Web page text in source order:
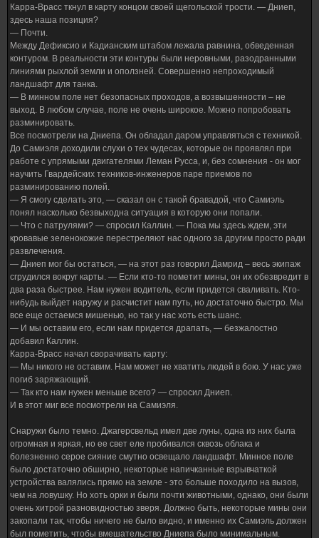
Карра-Врасс ткнул в карту концом своей щегольской трости. — Дниеп,
здесь наша позиция?
— Почти.
Между Дефиксио и Кадианским штабом лежала равнина, обведенная
контуром. В реальности эти контуры были неровными, разодранными
линиями рыхлой земли и оползней. Совершенно непроходимый
ландшафт для танка.
— В минном поле нет безопасных проходов, а возвышенности – не
выход. В любом случае, поле не очень широкое. Можно попробовать
разминировать.
Все посмотрели на Дниепа. Он обладал даром управляться с техникой.
До Самиэля доходили слухи о тех чудесах, которые он проявлял при
работе с упрямыми двигателями Леман Русса, и, без сомнения - он мог
научить Гвардейских техников-инженеров паре приемов по
разминированию полей.
— Я смогу сделать это, — сказал он с такой бравадой, что Самиэль
понял насколько безвыходна ситуация в которую они попали.
— Что с патрулями? — спросил Каллин. — Пока мы здесь ждем, эти
кровавые зеленокожие перестреляют нас одного за другим просто ради
развлечения.
— Дниеп мог бы остаться, — на этот раз говорил Дамрид – весь экипаж
сгрудился вокруг карты. — Если кто-то пометит мины, он их обезвредит в
два раза быстрее. Нам нужен водитель, если придется сваливать. Кто-
нибудь выйдет наружу и расчистит нам путь, но достаточно быстро. Мы
все еще остаемся мишенью, но так у нас хоть есть шанс.
— И мы оставим его, если нам придется драпать, — безжалостно
добавил Каллин.
Карра-Врасс начал сворачивать карту:
— Мы никого не оставим. Нам может не хватить людей в бою. У нас уже
погиб заряжающий.
— Так кто нам нужен меньше всего? — спросил Дниеп.
И в этот миг все посмотрели на Самиэля.
Снаружи было темно. Джагерсвельд имел две луны, одна из них была
огромная и яркая, но ее свет еле пробивался сквозь облака и
болезненно серое сияние смутно освещало ландшафт. Минное поле
было достаточно обширно, некоторые напичканные взрывчаткой
устройства валялись прямо на земле - это больше походило на вызов,
чем на ловушку. Но хоть орки и были почти животными, однако, они были
очень хитрой разновидностью зверя. Должно быть, некоторые мины они
закопали так, чтобы ничего не было видно, и именно их Самиэль должен
был пометить, чтобы вмешательство Дниепа было минимальным.